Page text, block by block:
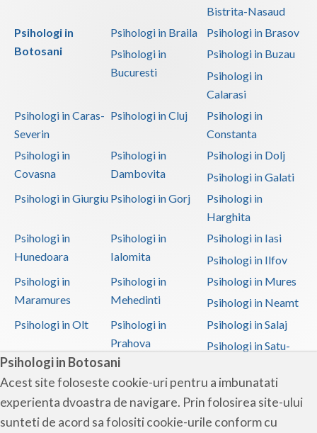
Psihologi in Botosani
Acest site foloseste cookie-uri pentru a imbunatati
experienta dvoastra de navigare. Prin folosirea site-ului
sunteti de acord sa folositi cookie-urile conform cu
Bistrita-Nasaud
Psihologi in
Botosani
Psihologi in Braila
Psihologi in Brasov
Psihologi in
Bucuresti
Psihologi in Buzau
Psihologi in
Calarasi
Psihologi in Caras-
Severin
Psihologi in Cluj
Psihologi in
Constanta
Psihologi in
Covasna
Psihologi in
Dambovita
Psihologi in Dolj
Psihologi in Galati
Psihologi in Giurgiu Psihologi in Gorj
Psihologi in
Harghita
Psihologi in
Hunedoara
Psihologi in
Ialomita
Psihologi in Iasi
Psihologi in Ilfov
Psihologi in
Maramures
Psihologi in
Mehedinti
Psihologi in Mures
Psihologi in Neamt
Psihologi in Olt
Psihologi in
Prahova
Psihologi in Salaj
Psihologi in Satu-
Psihologi in Sibiu
Psihologi in
Suceava
Psihologi in
Teleorman
Psihologi in Timis
Psihologi in Tulcea Psihologi in Valcea